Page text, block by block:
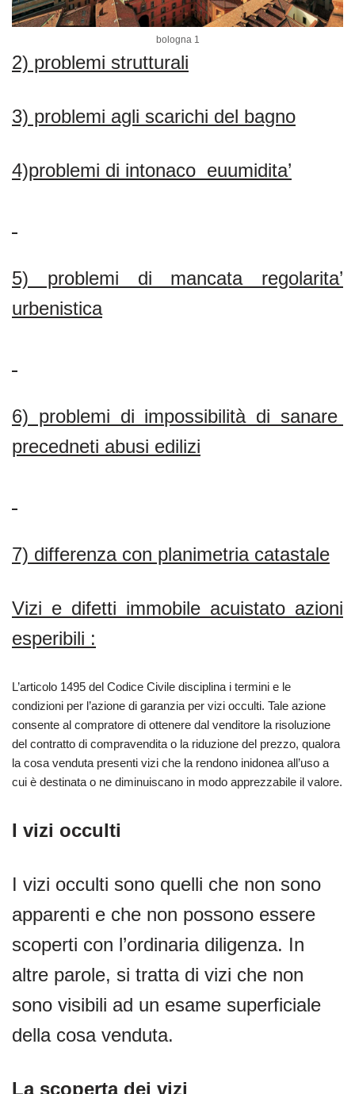
bologna 1
2) problemi strutturali
3) problemi agli scarichi del bagno
4)problemi di intonaco euumidita’
5) problemi di mancata regolarita’
urbenistica
6) problemi di impossibilità di sanare
precedneti abusi edilizi
7) differenza con planimetria catastale
Vizi e difetti immobile acuistato azioni
esperibili :
L’articolo 1495 del Codice Civile disciplina i termini e le
condizioni per l’azione di garanzia per vizi occulti. Tale azione
consente al compratore di ottenere dal venditore la risoluzione
del contratto di compravendita o la riduzione del prezzo, qualora
la cosa venduta presenti vizi che la rendono inidonea all’uso a
cui è destinata o ne diminuiscano in modo apprezzabile il valore.
I vizi occulti
I vizi occulti sono quelli che non sono
apparenti e che non possono essere
scoperti con l’ordinaria diligenza. In
altre parole, si tratta di vizi che non
sono visibili ad un esame superficiale
della cosa venduta.
La scoperta dei vizi